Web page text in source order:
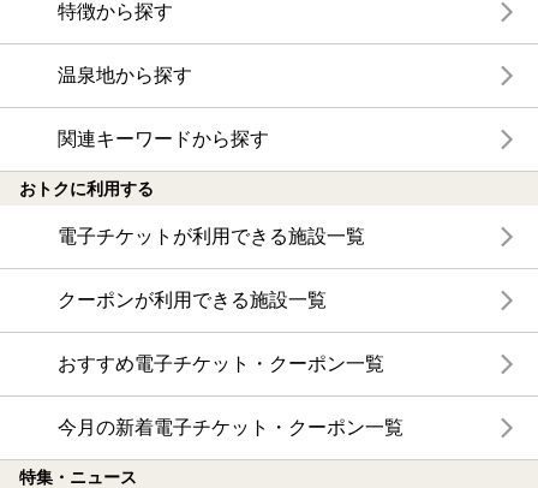
特徴から探す
温泉地から探す
関連キーワードから探す
おトクに利用する
電子チケットが利用できる施設一覧
クーポンが利用できる施設一覧
おすすめ電子チケット・クーポン一覧
今月の新着電子チケット・クーポン一覧
特集・ニュース